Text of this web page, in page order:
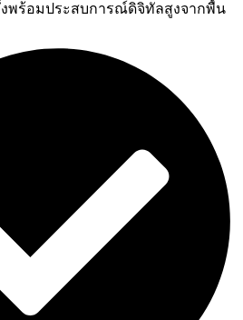
พร้อมประสบการณ์ดิจิทัลสูงจากพื้น